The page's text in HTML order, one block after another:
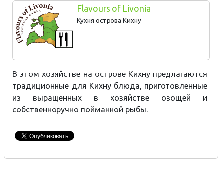
Flavours of Livonia
Кухня острова Кихну
В этом хозяйстве на острове Кихну предлагаются
традиционные для Кихну блюда, приготовленные
из выращенных в хозяйстве овощей и
собственноручно пойманной рыбы.